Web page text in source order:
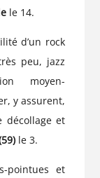
le 14.
d’un rock
peu, jazz
moyen-
y assurent,
décollage et
le 3.
pointues et